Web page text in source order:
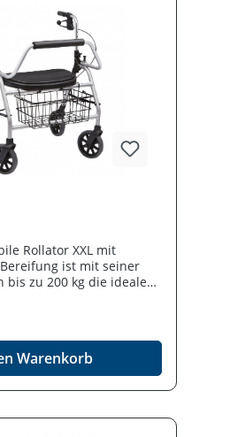
Rückenbügel,
Gehstockhalter Ergogriffe
verriegelbar Steht auch
mit Ankipphilfe zum
von Hindernissen
für mehr Komfort
Rollator XXL mit
ist mit seiner
bis zu 200 kg die ideale
Rahmen
und Einkaufskorb
Ergobremse (optional
links) Integrierter
Warenkorb